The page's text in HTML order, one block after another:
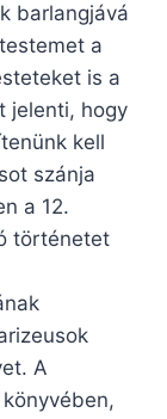
barlangjává
a
is a
jelenti, hogy
kell
szánja
a 12.
történetet
A